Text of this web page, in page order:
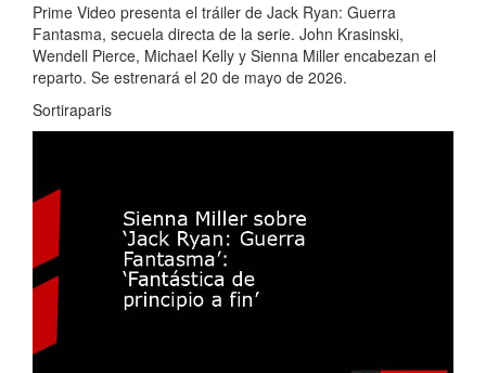
Prime Video presenta el tráiler de Jack Ryan: Guerra
Fantasma, secuela directa de la serie. John Krasinski,
Wendell Pierce, Michael Kelly y Sienna Miller encabezan el
reparto. Se estrenará el 20 de mayo de 2026.
Sortiraparis